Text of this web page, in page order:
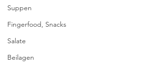
Suppen
Fingerfood, Snacks
Salate
Beilagen